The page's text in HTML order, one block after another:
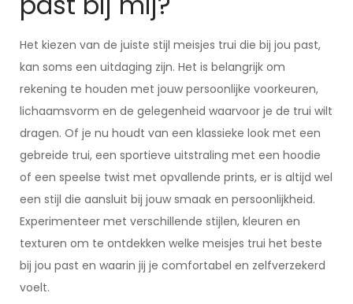
Het kiezen van de juiste stijl meisjes trui die bij jou past,
kan soms een uitdaging zijn. Het is belangrijk om
rekening te houden met jouw persoonlijke voorkeuren,
lichaamsvorm en de gelegenheid waarvoor je de trui wilt
dragen. Of je nu houdt van een klassieke look met een
gebreide trui, een sportieve uitstraling met een hoodie
of een speelse twist met opvallende prints, er is altijd wel
een stijl die aansluit bij jouw smaak en persoonlijkheid.
Experimenteer met verschillende stijlen, kleuren en
texturen om te ontdekken welke meisjes trui het beste
bij jou past en waarin jij je comfortabel en zelfverzekerd
voelt.